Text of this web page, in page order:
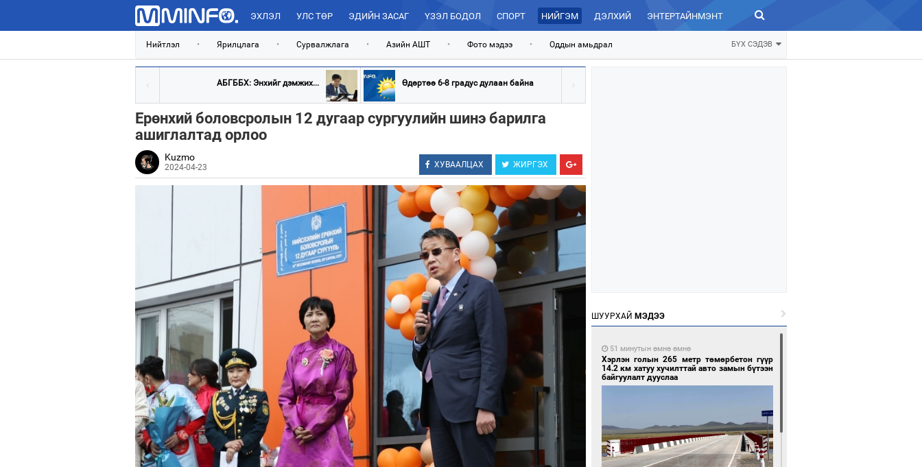
ЭХЛЭЛ УЛС ТӨР ЭДИЙН ЗАСАГ ҮЗЭЛ БОДОЛ СПОРТ НИЙГЭМ ДЭЛХИЙ ЭНТЕРТАЙНМЭНТ ЗУРХАЙ
Нийтлэл • Ярилцлага • Сурвалжлага • Азийн АШТ • Фото мэдээ • Оддын амьдрал БҮХ СЭДЭВ
АБГББХ: Энхийг дэмжих... Өдөртөө 6-8 градус дулаан байна
Ерөнхий боловсролын 12 дугаар сургуулийн шинэ барилга
ашиглалтад орлоо
Kuzmo
2024-04-23 ХУВААЛЦАХ ЖИРГЭХ
ШУУРХАЙ МЭДЭЭ
51 минутын өмнө өмнө
Хэрлэн голын 265 метр төмөрбетон гүүр
14.2 км хатуу хучилттай авто замын бүтээн
байгуулалт дууслаа